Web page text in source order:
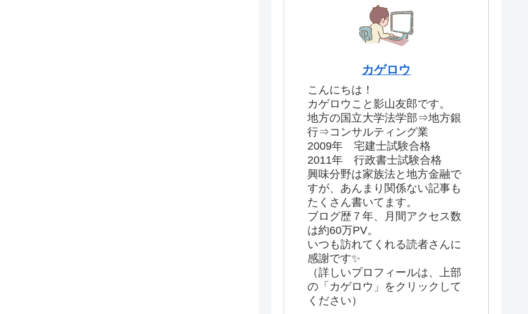
カゲロウ
こんにちは！
カゲロウこと影山友郎です。
地方の国立大学法学部⇒地方銀
行⇒コンサルティング業
2009年 宅建士試験合格
2011年 行政書士試験合格
興味分野は家族法と地方金融で
すが、あんまり関係ない記事も
たくさん書いてます。
ブログ歴７年、月間アクセス数
は約60万PV。
いつも訪れてくれる読者さんに
感謝です✨
（詳しいプロフィールは、上部
の「カゲロウ」をクリックして
ください）